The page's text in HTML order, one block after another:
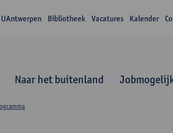
UAntwerpen Bibliotheek Vacatures Kalender
Naar het buitenland